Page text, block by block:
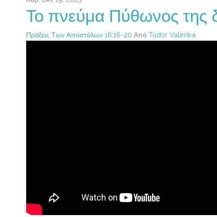
Το πνεύμα Πύθωνος της
Πράξεις Των Αποστόλων 16:16-20 Από Tudor Valerika